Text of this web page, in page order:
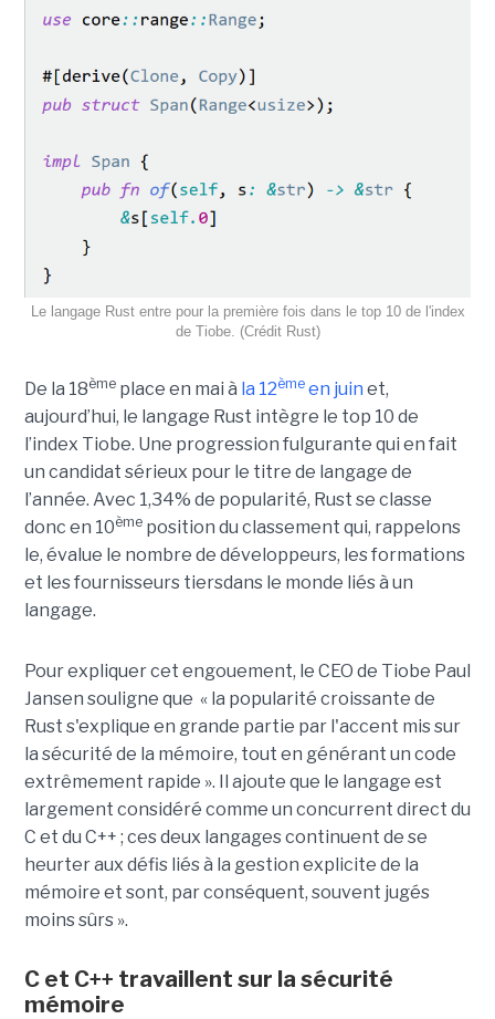
Le langage Rust entre pour la première fois dans le top 10 de l'index
de Tiobe. (Crédit Rust)
De la 18èmeplace en mai à la 12èmeen juin et,
aujourd’hui, le langage Rust intègre le top 10 de
l’index Tiobe. Une progression fulgurante qui en fait
un candidat sérieux pour le titre de langage de
l’année. Avec 1,34% de popularité, Rust se classe
donc en 10èmeposition du classement qui, rappelons
le, évalue le nombre de développeurs, les formations
et les fournisseurs tiersdans le monde liés à un
langage.
Pour expliquer cet engouement, le CEO de Tiobe Paul
Jansen souligne que « la popularité croissante de
Rust s'explique en grande partie par l'accent mis sur
la sécurité de la mémoire, tout en générant un code
extrêmement rapide ». Il ajoute que le langage est
largement considéré comme un concurrent direct du
C et du C++ ; ces deux langages continuent de se
heurter aux défis liés à la gestion explicite de la
mémoire et sont, par conséquent, souvent jugés
moins sûrs ».
C et C++ travaillent sur la sécurité
mémoire